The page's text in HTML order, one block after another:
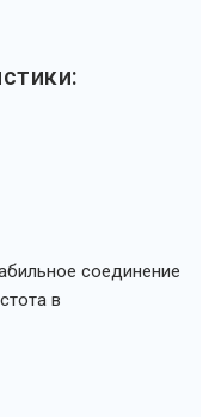
соединение
в